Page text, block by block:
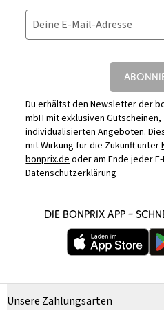
Deine E-Mail-Adresse
Du erhältst den Newsletter der
mbH mit exklusiven
individualisierten Angeboten.
mit Wirkung für die Zukunft unter
bonprix.deoder am Ende jeder
Datenschutzerklärung
DIE BONPRIX APP –
Unsere Zahlungsarten